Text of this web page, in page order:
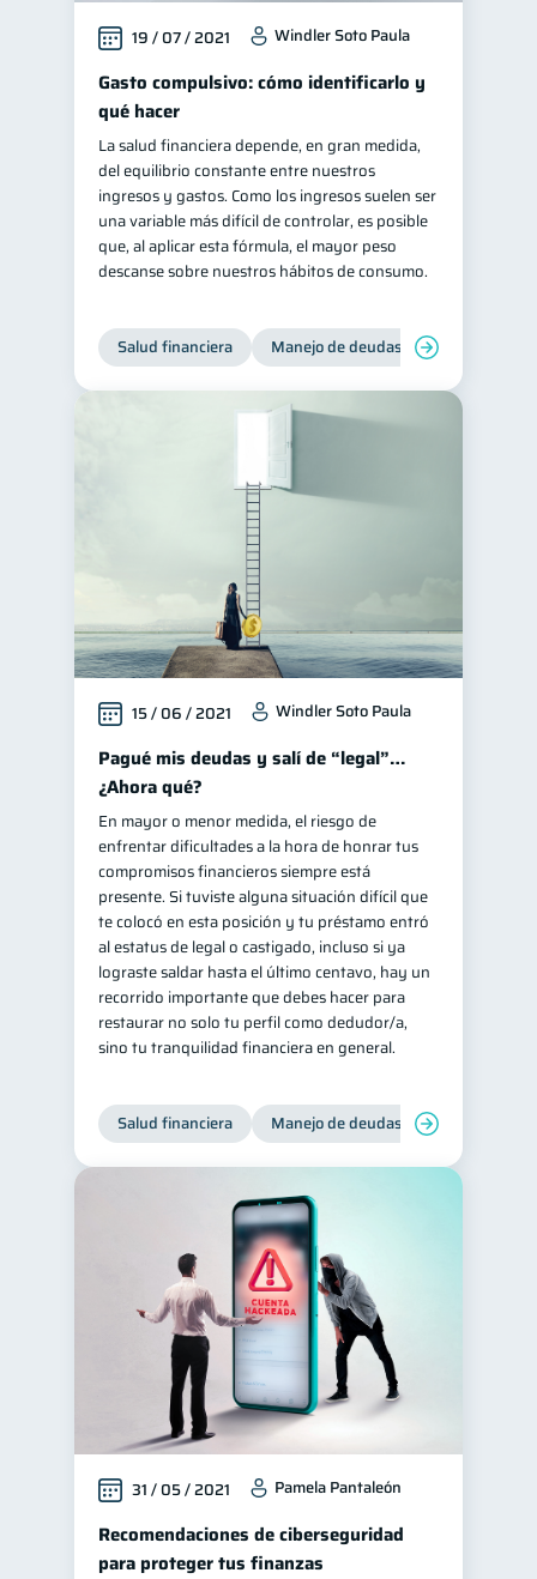
19 / 07 / 2021 Windler Soto Paula
Gasto compulsivo: cómo identificarlo y
qué hacer
La salud financiera depende, en gran medida,
del equilibrio constante entre nuestros
ingresos y gastos. Como los ingresos suelen ser
una variable más difícil de controlar, es posible
que, al aplicar esta fórmula, el mayor peso
descanse sobre nuestros hábitos de consumo.
Salud financiera Manejo de deudas
15 / 06 / 2021 Windler Soto Paula
Pagué mis deudas y salí de “legal”…
¿Ahora qué?
En mayor o menor medida, el riesgo de
enfrentar dificultades a la hora de honrar tus
compromisos financieros siempre está
presente. Si tuviste alguna situación difícil que
te colocó en esta posición y tu préstamo entró
al estatus de legal o castigado, incluso si ya
lograste saldar hasta el último centavo, hay un
recorrido importante que debes hacer para
restaurar no solo tu perfil como dedudor/a,
sino tu tranquilidad financiera en general.
Salud financiera Manejo de deudas
31 / 05 / 2021 Pamela Pantaleón
Recomendaciones de ciberseguridad
para proteger tus finanzas